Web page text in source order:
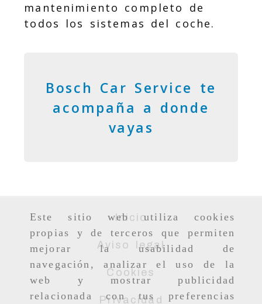
Este sitio web utiliza cookies
propias y de terceros que permiten
mejorar la usabilidad de
navegación, analizar el uso de la
web y mostrar publicidad
relacionada con tus preferencias
mantenimiento completo de
todos los sistemas del coche.
Bosch Car Service te
acompaña a donde
vayas
Inicio
Aviso legal
Cookies
Privacidad